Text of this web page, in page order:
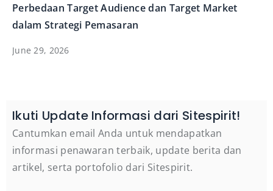
Perbedaan Target Audience dan Target Market
dalam Strategi Pemasaran
June 29, 2026
Ikuti Update Informasi dari Sitespirit!
Cantumkan email Anda untuk mendapatkan
informasi penawaran terbaik, update berita dan
artikel, serta portofolio dari Sitespirit.